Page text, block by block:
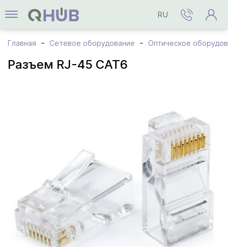
RU
Главная Сетевое оборудование Оптическое
Разъем RJ-45 CAT6